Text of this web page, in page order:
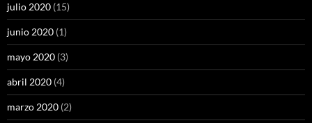
julio 2020 (15)
junio 2020 (1)
mayo 2020 (3)
abril 2020 (4)
marzo 2020 (2)